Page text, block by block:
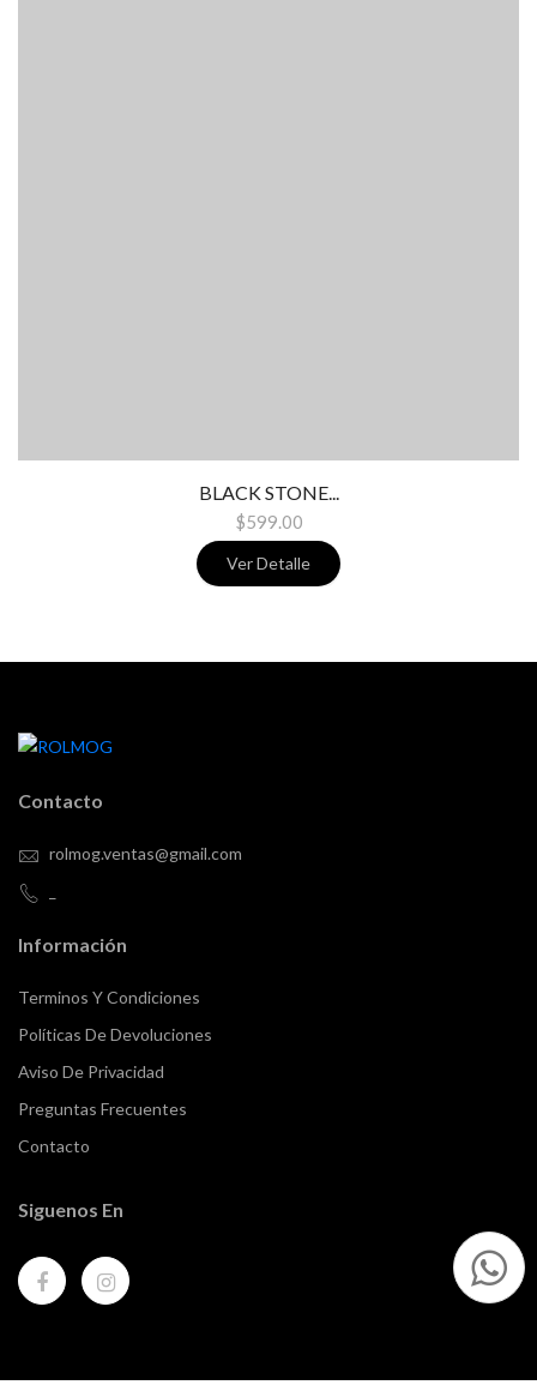
BLACK STONE...
$599.00
Ver Detalle
Contacto
rolmog.ventas@gmail.com
Información
Terminos Y Condiciones
Políticas De Devoluciones
Aviso De Privacidad
Preguntas Frecuentes
Contacto
Siguenos En